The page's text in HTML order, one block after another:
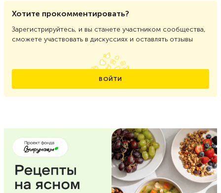
Хотите прокомментировать?
Зарегистрируйтесь, и вы станете участником сообщества,
сможете участвовать в дискуссиях и оставлять отзывы
ВОЙТИ